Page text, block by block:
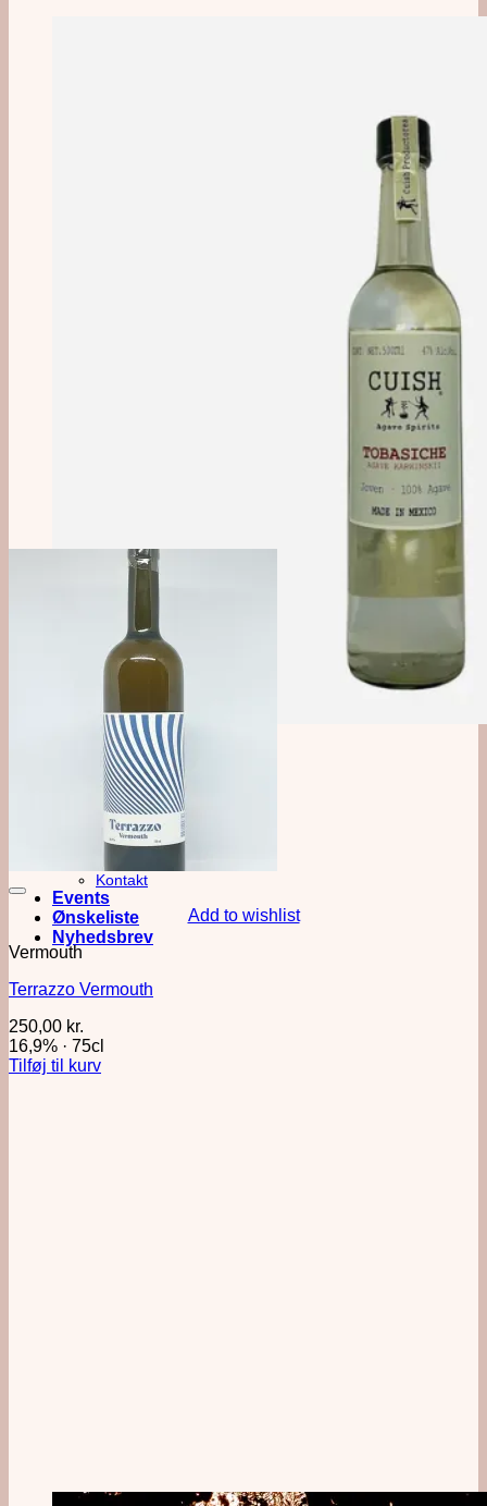
Månedens Mezcal
CUISH Tobasiche
Butikken
Kontakt
Events
Ønskeliste
Nyhedsbrev
Add to wishlist
Vermouth
Terrazzo Vermouth
250,00 kr.
16,9% · 75cl
Tilføj til kurv